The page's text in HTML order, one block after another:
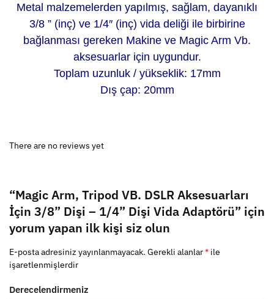
Metal malzemelerden yapılmış, sağlam, dayanıklı
3/8 ” (inç) ve 1/4″ (inç) vida deliği ile birbirine
bağlanması gereken Makine ve Magic Arm Vb.
aksesuarlar için uygundur.
Toplam uzunluk / yükseklik: 17mm
Dış çap: 20mm
There are no reviews yet
“Magic Arm, Tripod VB. DSLR Aksesuarları
İçin 3/8” Dişi – 1/4” Dişi Vida Adaptörü” için
yorum yapan ilk kişi siz olun
E-posta adresiniz yayınlanmayacak. Gerekli alanlar* ile
işaretlenmişlerdir
Derecelendirmeniz